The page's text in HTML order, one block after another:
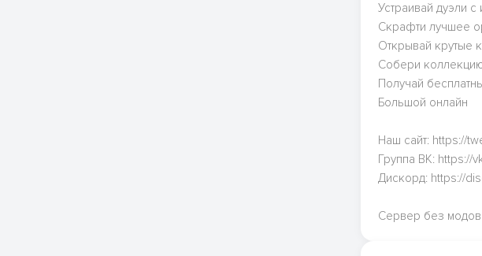
Устраивай дуэли с
Скрафти лучшее
Открывай крутые
Собери
Получай
Большой онлайн
Наш сайт: https://
Группа ВК: https://
Дискорд: https://
Сервер без модов